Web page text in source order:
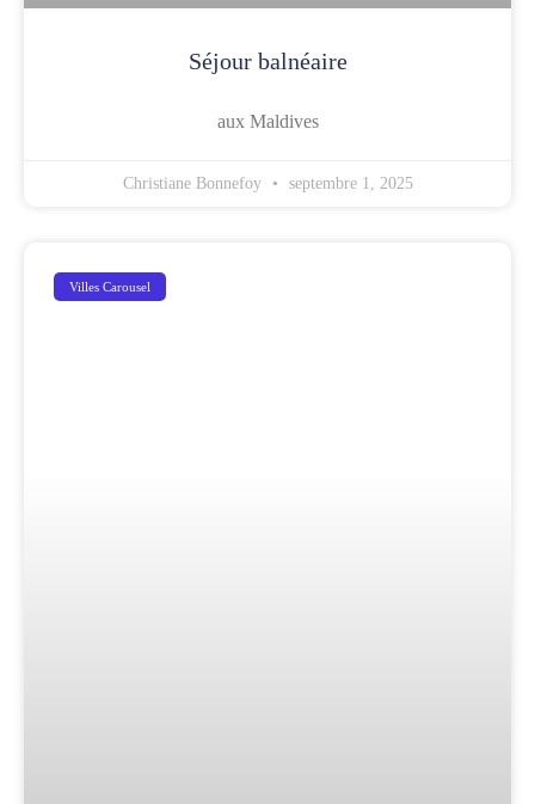
Séjour balnéaire
aux Maldives
Christiane Bonnefoy septembre 1, 2025
Villes Carousel